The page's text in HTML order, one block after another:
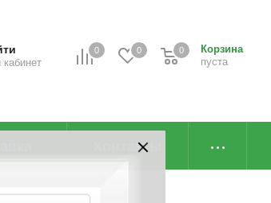
0 0
Корзина
пуста
0
кабинет
Контакты